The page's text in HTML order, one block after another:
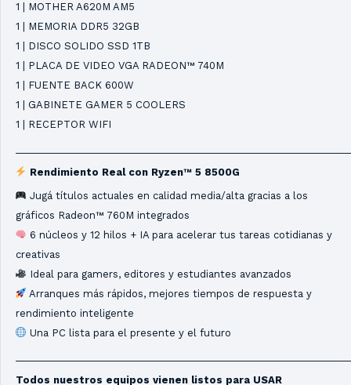
1 | MOTHER A620M AM5
1 | MEMORIA DDR5 32GB
1 | DISCO SOLIDO SSD 1TB
1 | PLACA DE VIDEO VGA RADEON™ 740M
1 | FUENTE BACK 600W
1 | GABINETE GAMER 5 COOLERS
1 | RECEPTOR WIFI
Rendimiento Real con Ryzen™ 5 8500G
Jugá títulos actuales en calidad media/alta gracias a los
gráficos Radeon™ 760M integrados
6 núcleos y 12 hilos + IA para acelerar tus tareas cotidianas y
creativas
Ideal para gamers, editores y estudiantes avanzados
Arranques más rápidos, mejores tiempos de respuesta y
rendimiento inteligente
Una PC lista para el presente y el futuro
Todos nuestros equipos vienen listos para USAR